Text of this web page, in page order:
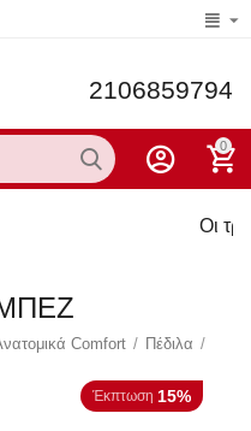
2106859794
0
Οι
ΜΠΕΖ
Comfort / Πέδιλα /
Έκπτωση 15%